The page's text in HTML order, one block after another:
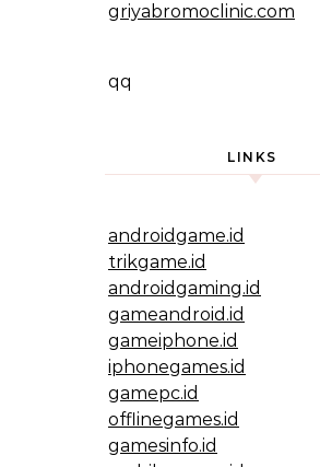
griyabromoclinic.com
qq
LINKS
androidgame.id
trikgame.id
androidgaming.id
gameandroid.id
gameiphone.id
iphonegames.id
gamepc.id
offlinegames.id
gamesinfo.id